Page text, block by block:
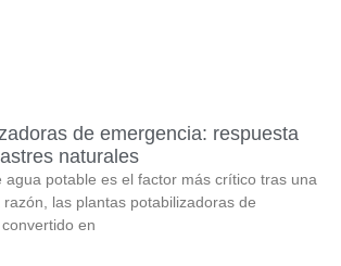
de emergencia: respuesta
naturales
agua potable es el factor más crítico tras una
las plantas potabilizadoras de
en